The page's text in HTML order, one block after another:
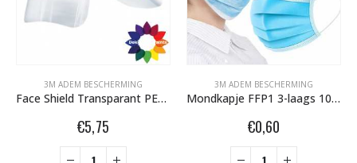
3M ADEM BESCHERMING
Face Shield Transparant PET-folie Lichtgewicht Herbruikbaar 1010400
€5,75
3M ADEM BESCHERMING
Mondkapje FFP1 3-laags 1010395
€0,60